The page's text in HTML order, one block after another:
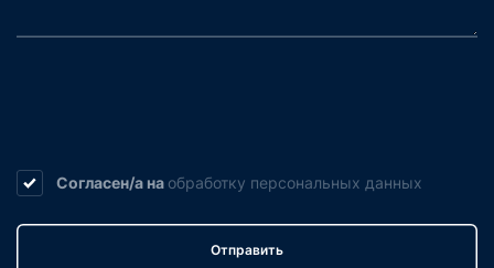
Согласен/а на обработку персональных данных
Отправить